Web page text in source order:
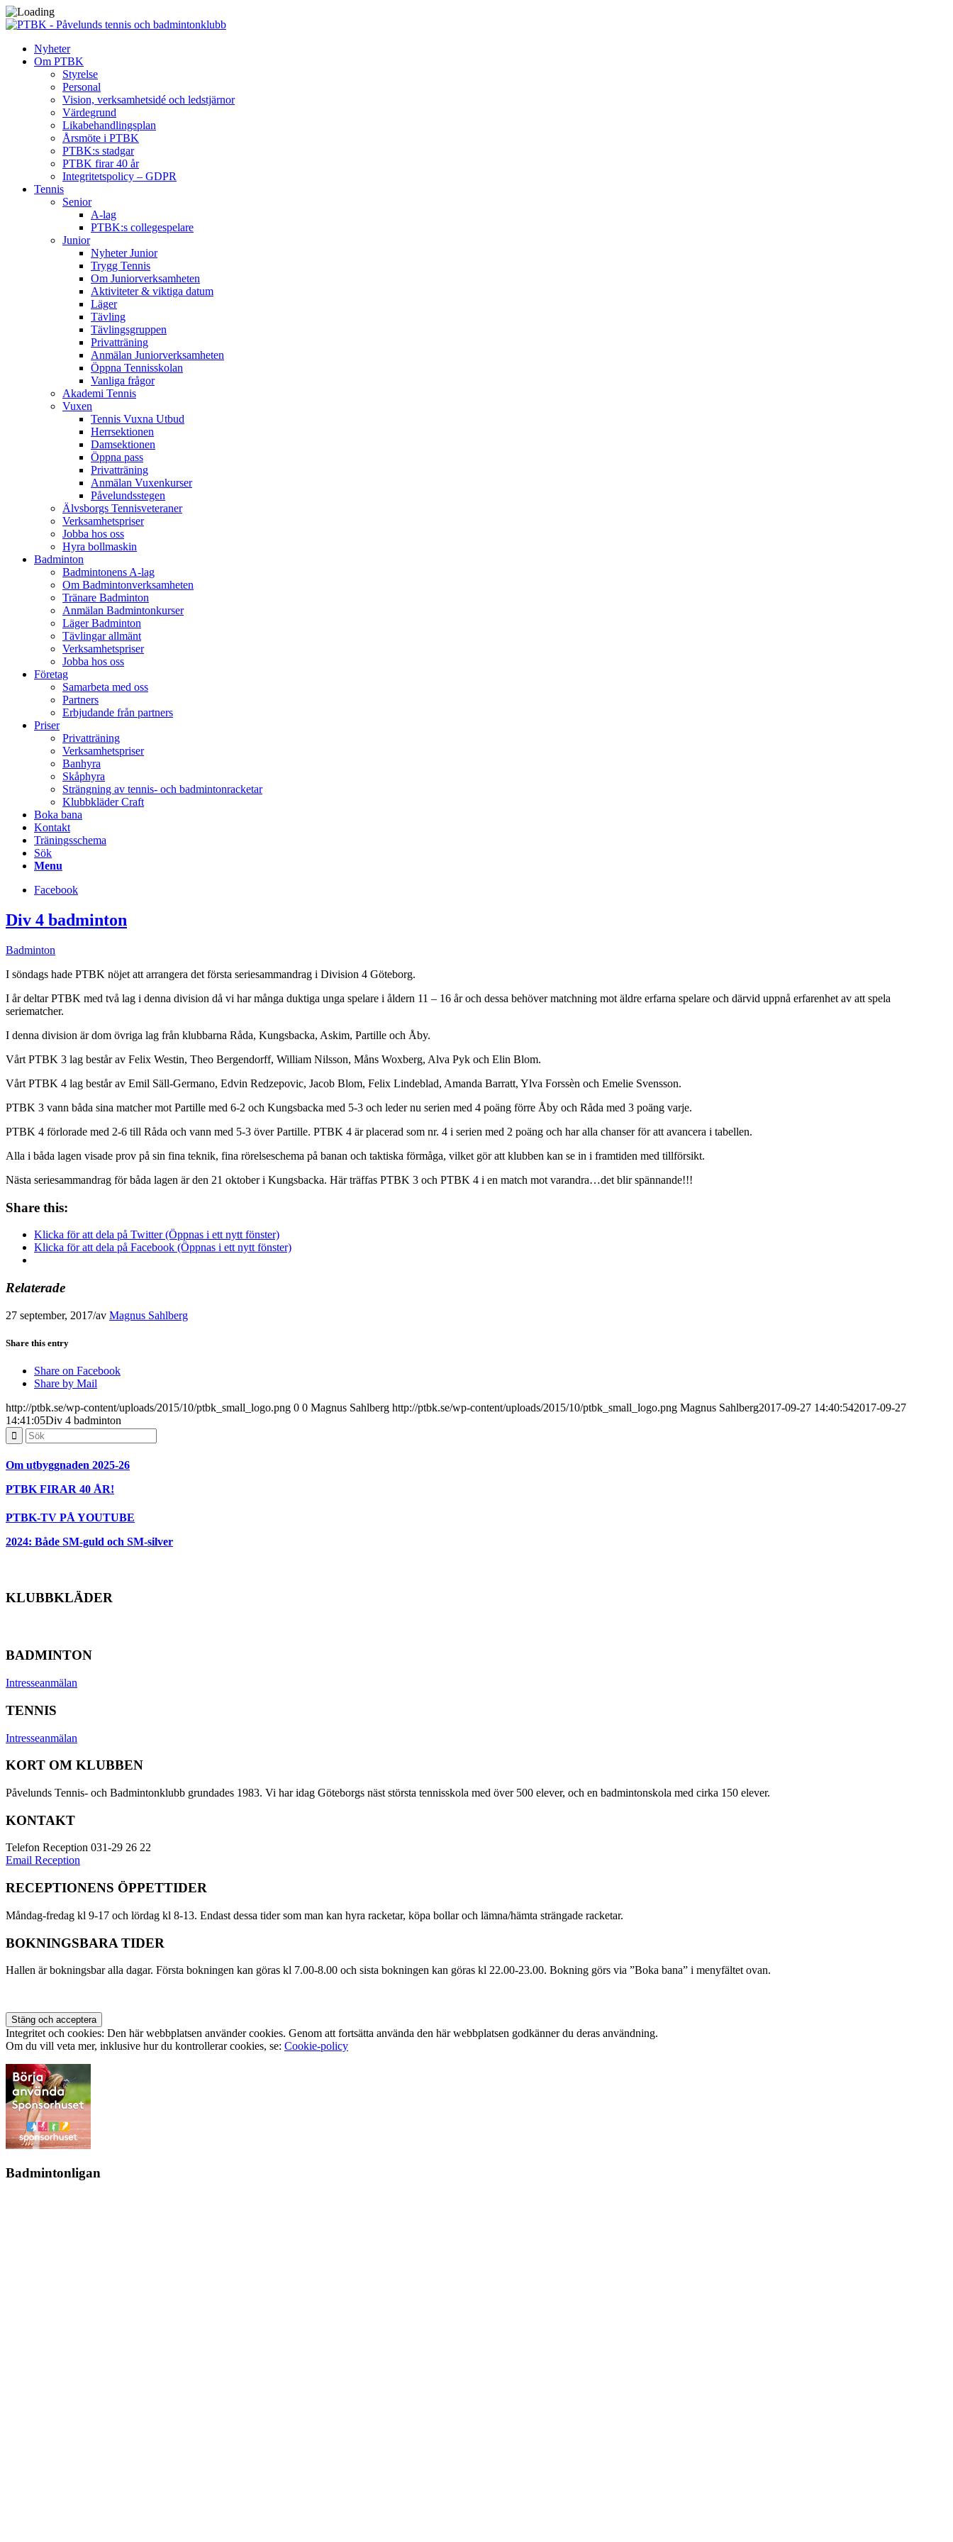
Nyheter
Om PTBK
Styrelse
Personal
Vision, verksamhetsidé och ledstjärnor
Värdegrund
Likabehandlingsplan
Årsmöte i PTBK
PTBK:s stadgar
PTBK firar 40 år
Integritetspolicy – GDPR
Tennis
Senior
A-lag
PTBK:s collegespelare
Junior
Nyheter Junior
Trygg Tennis
Om Juniorverksamheten
Aktiviteter & viktiga datum
Läger
Tävling
Tävlingsgruppen
Privatträning
Anmälan Juniorverksamheten
Öppna Tennisskolan
Vanliga frågor
Akademi Tennis
Vuxen
Tennis Vuxna Utbud
Herrsektionen
Damsektionen
Öppna pass
Privatträning
Anmälan Vuxenkurser
Påvelundsstegen
Älvsborgs Tennisveteraner
Verksamhetspriser
Jobba hos oss
Hyra bollmaskin
Badminton
Badmintonens A-lag
Om Badmintonverksamheten
Tränare Badminton
Anmälan Badmintonkurser
Läger Badminton
Tävlingar allmänt
Verksamhetspriser
Jobba hos oss
Företag
Samarbeta med oss
Partners
Erbjudande från partners
Priser
Privatträning
Verksamhetspriser
Banhyra
Skåphyra
Strängning av tennis- och badmintonracketar
Klubbkläder Craft
Boka bana
Kontakt
Träningsschema
Sök
Menu
Facebook
Div 4 badminton
Badminton
I söndags hade PTBK nöjet att arrangera det första seriesammandrag i Division 4 Göteborg.
I år deltar PTBK med två lag i denna division då vi har många duktiga unga spelare i åldern 11 – 16 år och dessa behöver matchning mot äldre erfarna spelare och därvid uppnå erfarenhet av att spela
seriematcher.
I denna division är dom övriga lag från klubbarna Råda, Kungsbacka, Askim, Partille och Åby.
Vårt PTBK 3 lag består av Felix Westin, Theo Bergendorff, William Nilsson, Måns Woxberg, Alva Pyk och Elin Blom.
Vårt PTBK 4 lag består av Emil Säll-Germano, Edvin Redzepovic, Jacob Blom, Felix Lindeblad, Amanda Barratt, Ylva Forssèn och Emelie Svensson.
PTBK 3 vann båda sina matcher mot Partille med 6-2 och Kungsbacka med 5-3 och leder nu serien med 4 poäng förre Åby och Råda med 3 poäng varje.
PTBK 4 förlorade med 2-6 till Råda och vann med 5-3 över Partille. PTBK 4 är placerad som nr. 4 i serien med 2 poäng och har alla chanser för att avancera i tabellen.
Alla i båda lagen visade prov på sin fina teknik, fina rörelseschema på banan och taktiska förmåga, vilket gör att klubben kan se in i framtiden med tillförsikt.
Nästa seriesammandrag för båda lagen är den 21 oktober i Kungsbacka. Här träffas PTBK 3 och PTBK 4 i en match mot varandra…det blir spännande!!!
Share this:
Klicka för att dela på Twitter (Öppnas i ett nytt fönster)
Klicka för att dela på Facebook (Öppnas i ett nytt fönster)
Relaterade
27 september, 2017/av Magnus Sahlberg
Share this entry
Share on Facebook
Share by Mail
http://ptbk.se/wp-content/uploads/2015/10/ptbk_small_logo.png 0 0 Magnus Sahlberg http://ptbk.se/wp-content/uploads/2015/10/ptbk_small_logo.png Magnus Sahlberg2017-09-27 14:40:542017-09-27
14:41:05Div 4 badminton
Om utbyggnaden 2025-26
PTBK FIRAR 40 ÅR!
PTBK-TV PÅ YOUTUBE
2024: Både SM-guld och SM-silver
KLUBBKLÄDER
BADMINTON
Intresseanmälan
TENNIS
Intresseanmälan
KORT OM KLUBBEN
Påvelunds Tennis- och Badmintonklubb grundades 1983. Vi har idag Göteborgs näst största tennisskola med över 500 elever, och en badmintonskola med cirka 150 elever.
KONTAKT
Telefon Reception 031-29 26 22
Email Reception
RECEPTIONENS ÖPPETTIDER
Måndag-fredag kl 9-17 och lördag kl 8-13. Endast dessa tider som man kan hyra racketar, köpa bollar och lämna/hämta strängade racketar.
BOKNINGSBARA TIDER
Hallen är bokningsbar alla dagar. Första bokningen kan göras kl 7.00-8.00 och sista bokningen kan göras kl 22.00-23.00. Bokning görs via ”Boka bana” i menyfältet ovan.
Integritet och cookies: Den här webbplatsen använder cookies. Genom att fortsätta använda den här webbplatsen godkänner du deras användning.
Om du vill veta mer, inklusive hur du kontrollerar cookies, se: Cookie-policy
Badmintonligan